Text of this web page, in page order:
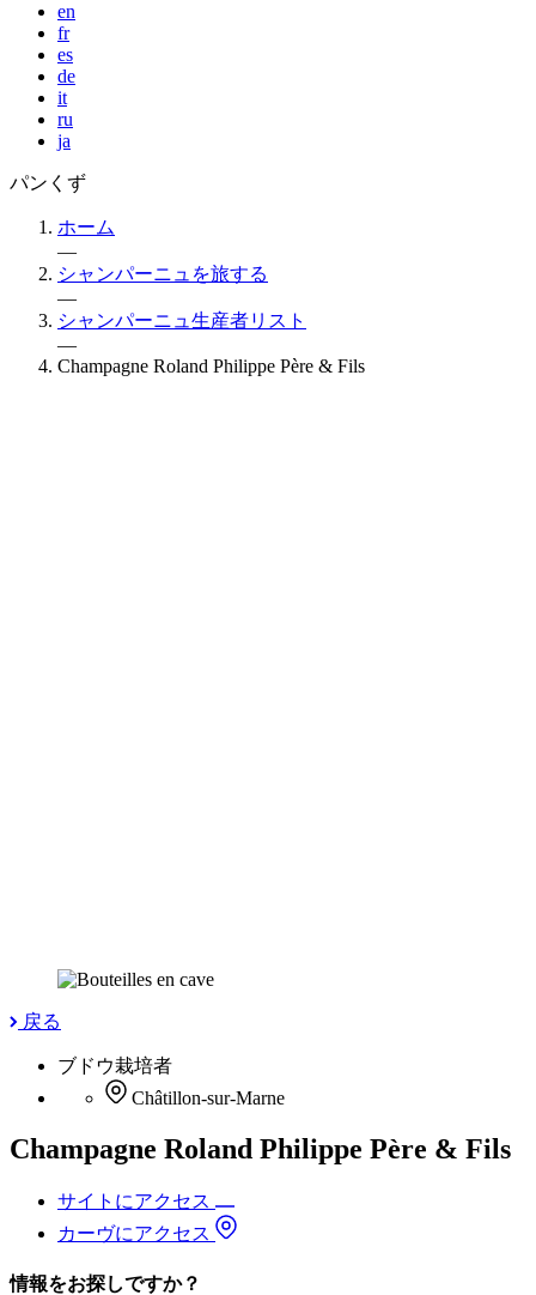
en
fr
es
de
it
ru
ja
パンくず
ホーム
—
シャンパーニュを旅する
—
シャンパーニュ生産者リスト
—
Champagne Roland Philippe Père & Fils
戻る
ブドウ栽培者
Châtillon-sur-Marne
Champagne Roland Philippe Père & Fils
サイトにアクセス
カーヴにアクセス
情報をお探しですか？